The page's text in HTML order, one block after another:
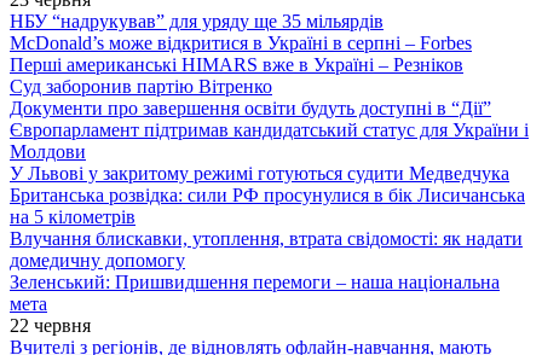
НБУ “надрукував” для уряду ще 35 мільярдів
McDonald’s може відкритися в Україні в серпні – Forbes
Перші американські HIMARS вже в Україні – Резніков
Суд заборонив партію Вітренко
Документи про завершення освіти будуть доступні в “Дії”
Європарламент підтримав кандидатський статус для України і
Молдови
У Львові у закритому режимі готуються судити Медведчука
Британська розвідка: сили РФ просунулися в бік Лисичанська
на 5 кілометрів
Влучання блискавки, утоплення, втрата свідомості: як надати
домедичну допомогу
Зеленський: Пришвидшення перемоги – наша національна
мета
22 червня
Вчителі з регіонів, де відновлять офлайн-навчання, мають